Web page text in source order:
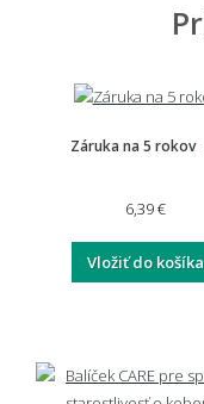
Môžem si
Záruka na 5 rokov
6,39 €
Vložiť do košíka